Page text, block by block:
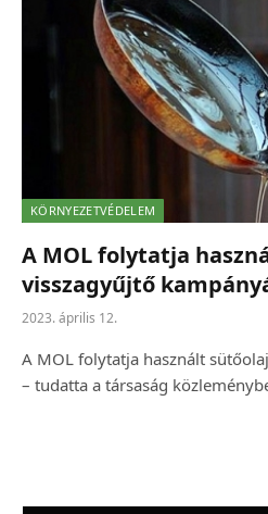
KÖRNYEZETVÉDELEM
A MOL folytatja
visszagyűjtő
2023. április 12.
A MOL folytatja használt
– tudatta a társaság